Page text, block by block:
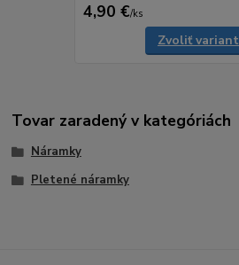
4,90 €/ks
Zvoliť variant
Tovar zaradený v kategóriách
Náramky
Pletené náramky